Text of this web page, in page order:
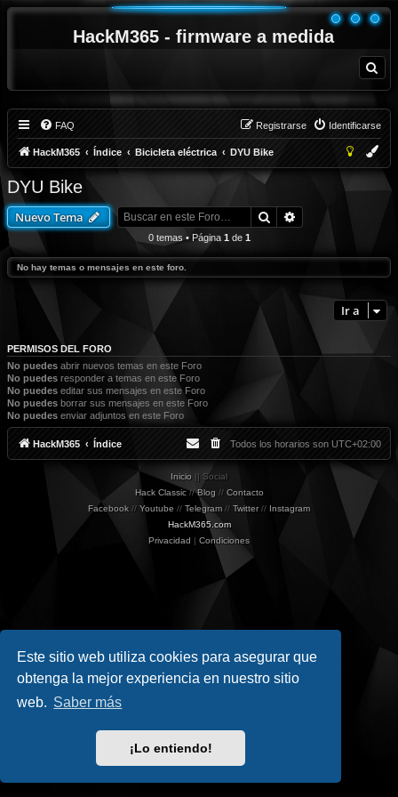
Este sitio web utiliza cookies para asegurar que
obtenga la mejor experiencia en nuestro sitio
web. Saber más
¡Lo entiendo!
HackM365 - firmware a medida
u
FAQ Identificarse
Registrarse
HackM365 Índice Bicicleta eléctrica DYU Bike
DYU Bike
Nuevo Tema Buscar
0 temas • Página 1 de 1
No hay temas o mensajes en este foro.
Ir a
PERMISOS DEL FORO
No puedes abrir nuevos temas en este Foro
No puedes responder a temas en este Foro
No puedes editar sus mensajes en este Foro
No puedes borrar sus mensajes en este Foro
No puedes enviar adjuntos en este Foro
HackM365 Índice Todos los horarios son UTC+02:00
Inicio || Social
Hack Classic//Blog // Contacto
Facebook // Youtube // Telegram // Twitter// Instagram
HackM365.com
Privacidad | Condiciones